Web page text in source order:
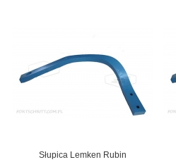
Słupica Lemken Rubin